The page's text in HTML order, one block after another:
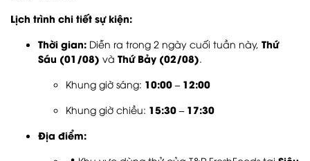
Lịch trình chi tiết sự kiện:
Thời gian: Diễn ra trong 2 ngày cuối tuần này, Thứ
Sáu (01/08) và Thứ Bảy (02/08).
Khung giờ sáng: 10:00 – 12:00
Khung giờ chiều: 15:30 – 17:30
Địa điểm: